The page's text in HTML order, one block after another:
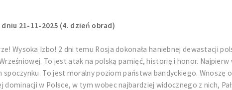
21-11-2025 (4. dzień obrad)
Wysoka Izbo! 2 dni temu Rosja dokonała haniebnej dewastacji
To jest atak na polską pamięć, historię i honor.
spoczynku. To jest moralny poziom państwa bandyckiego.
dominacji w Polsce, w tym wobec najbardziej widocznego z nich,